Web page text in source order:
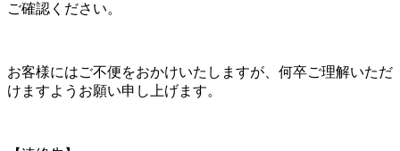
ご確認ください。
お客様にはご不便をおかけいたしますが、何卒ご理解いただ
けますようお願い申し上げます。